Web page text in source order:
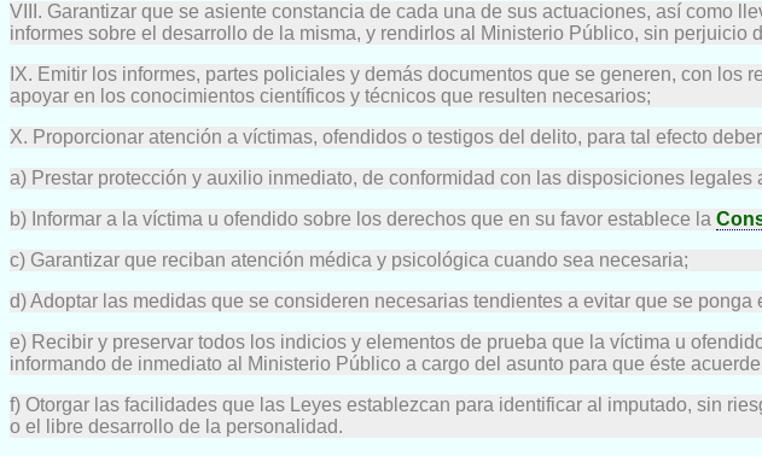
VIII. Garantizar que se asiente constancia de cada una de sus actuaciones, así como
informes sobre el desarrollo de la misma, y rendirlos al Ministerio Público, sin perjuicio
IX. Emitir los informes, partes policiales y demás documentos que se generen, con
apoyar en los conocimientos científicos y técnicos que resulten necesarios;
X. Proporcionar atención a víctimas, ofendidos o testigos del delito, para tal efecto
a) Prestar protección y auxilio inmediato, de conformidad con las disposiciones legales
b) Informar a la víctima u ofendido sobre los derechos que en su favor establece la
c) Garantizar que reciban atención médica y psicológica cuando sea necesaria;
d) Adoptar las medidas que se consideren necesarias tendientes a evitar que se
e) Recibir y preservar todos los indicios y elementos de prueba que la víctima u
informando de inmediato al Ministerio Público a cargo del asunto para que éste
f) Otorgar las facilidades que las Leyes establezcan para identificar al imputado, sin
o el libre desarrollo de la personalidad.